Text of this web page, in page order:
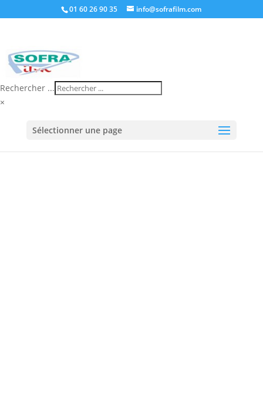
01 60 26 90 35 info@sofrafilm.com
Rechercher ...
×
Sélectionner une page
verticale SPECIALE/ BANDEROLEUSE DE BAGAGES